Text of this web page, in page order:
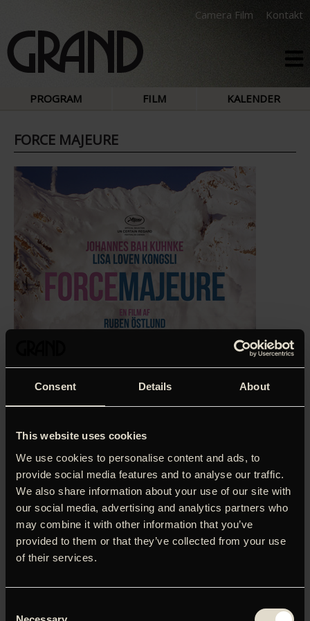
Consent Details About
This website uses cookies
We use cookies to personalise content and ads, to
provide social media features and to analyse our traffic.
We also share information about your use of our site with
our social media, advertising and analytics partners who
may combine it with other information that you’ve
provided to them or that they’ve collected from your use
of their services.
Camera Film Kontakt
PROGRAM FILM KALENDER
FORCE MAJEURE
Svensk genistreg er tindrende intelligent og klukkende
morsom.’Kim Skotte, Politiken (6 hjerter)
Tomas, mens hun selv forsøger at beskytte deres fælles